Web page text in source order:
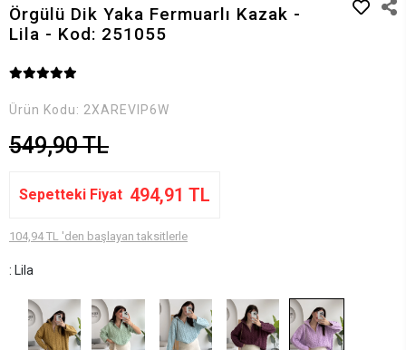
Örgülü Dik Yaka Fermuarlı Kazak -
Lila - Kod: 251055
Ürün Kodu: 2XAREVIP6W
549,90 TL
Sepetteki Fiyat 494,91 TL
104,94 TL 'den başlayan taksitlerle
: Lila